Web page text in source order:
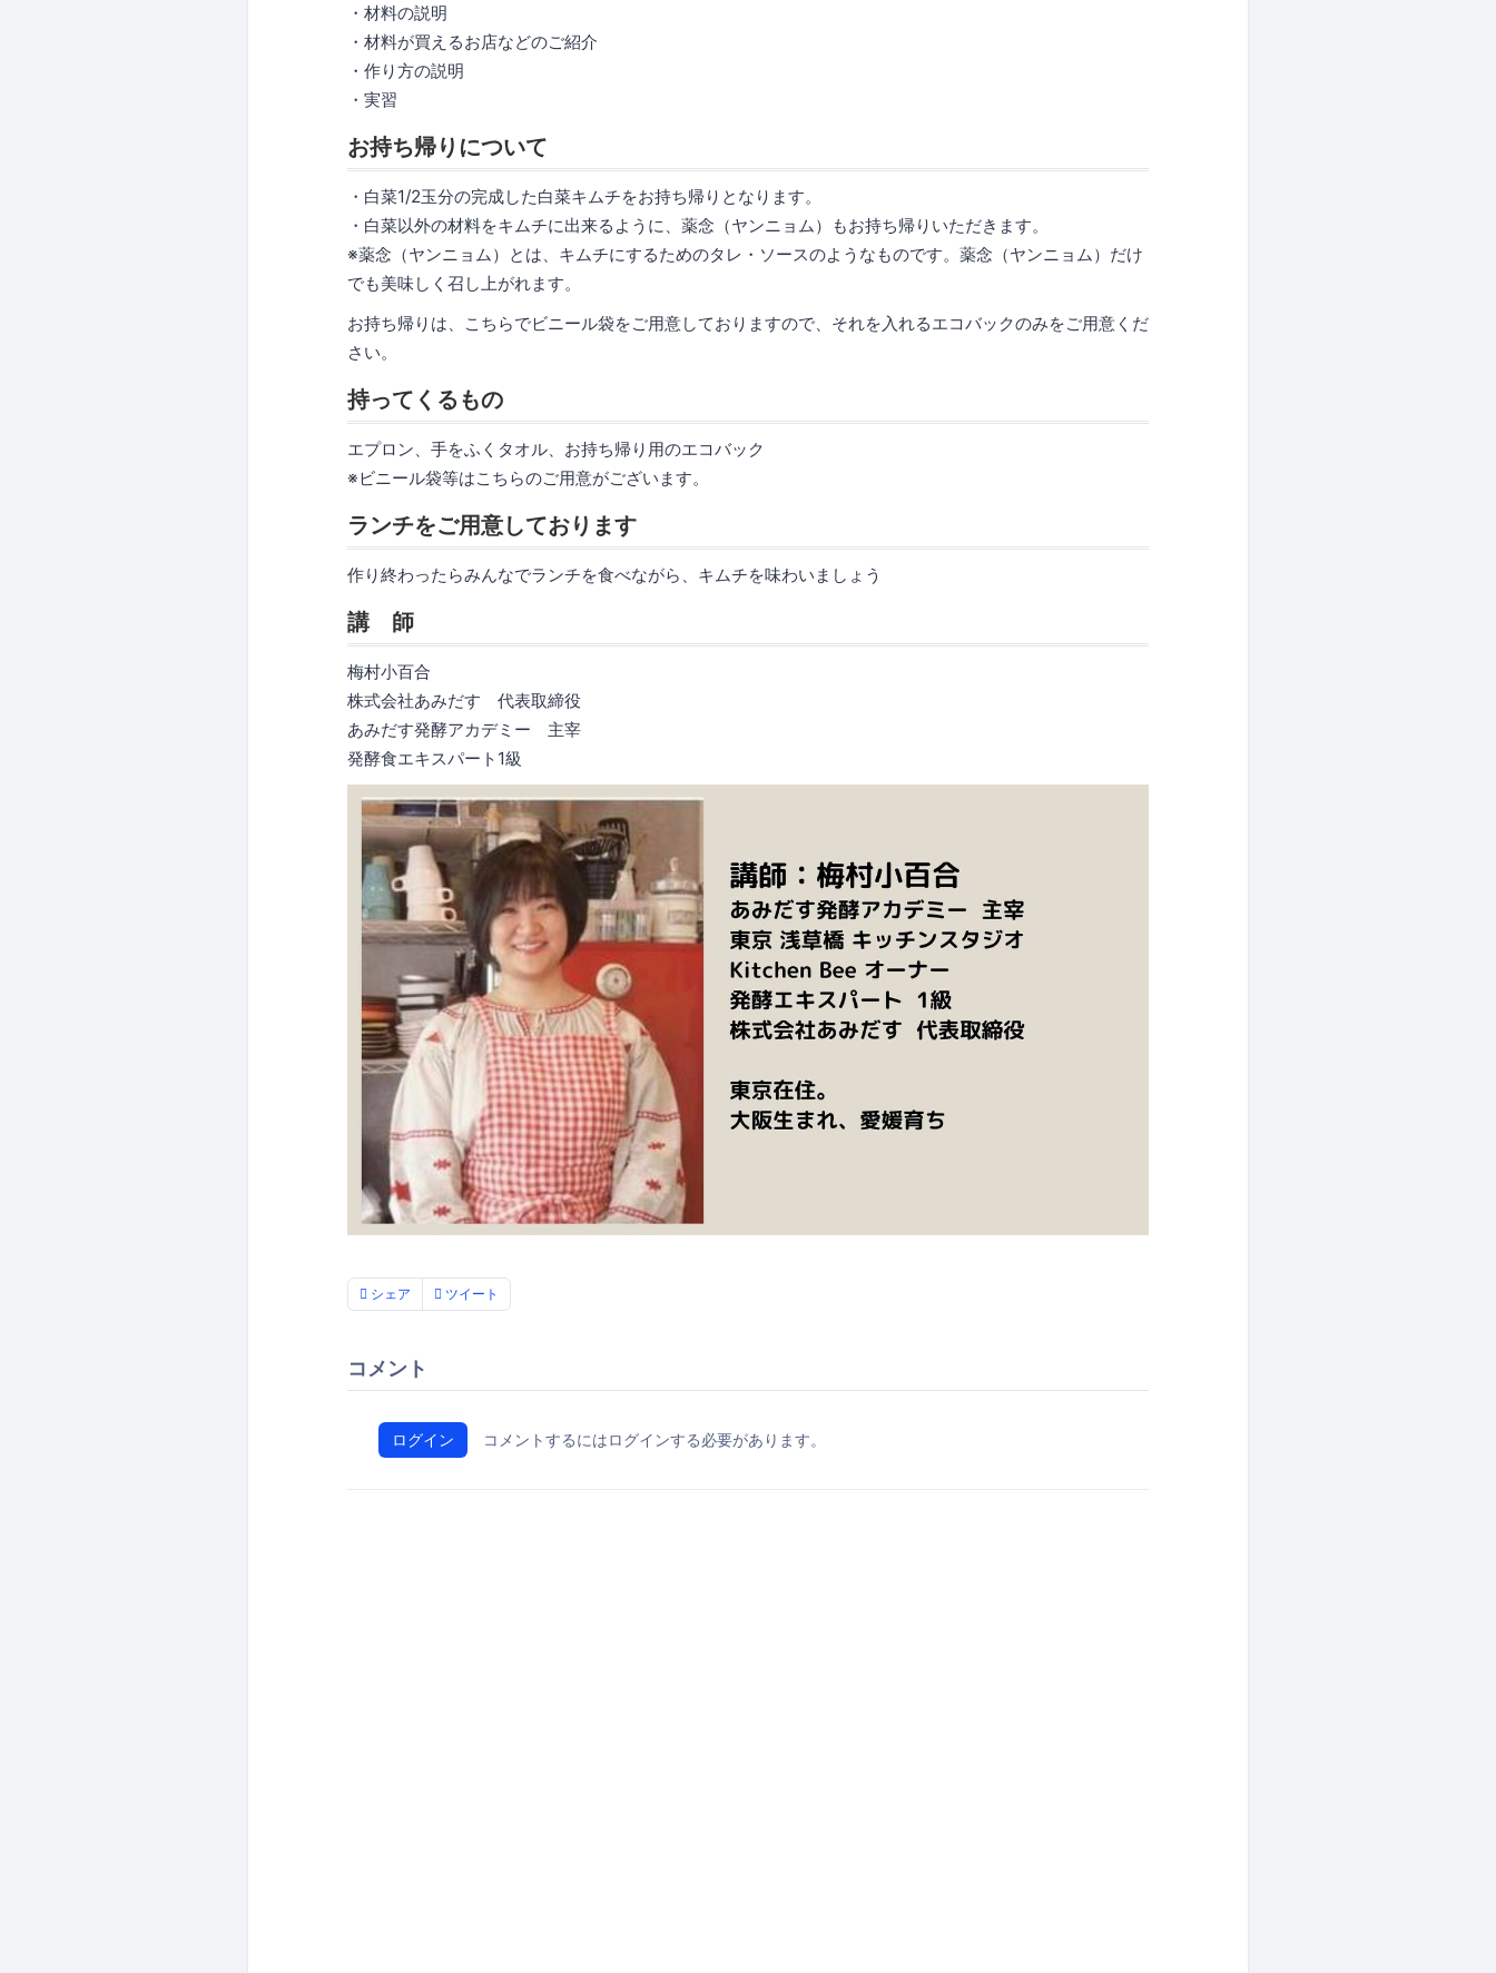
・材料の説明
・材料が買えるお店などのご紹介
・作り方の説明
・実習
お持ち帰りについて
・白菜1/2玉分の完成した白菜キムチをお持ち帰りとなります。
・白菜以外の材料をキムチに出来るように、薬念（ヤンニョム）もお持ち帰りいただきます。
※薬念（ヤンニョム）とは、キムチにするためのタレ・ソースのようなものです。薬念（ヤンニョム）だけ
でも美味しく召し上がれます。
お持ち帰りは、こちらでビニール袋をご用意しておりますので、それを入れるエコバックのみをご用意くだ
さい。
持ってくるもの
エプロン、手をふくタオル、お持ち帰り用のエコバック
※ビニール袋等はこちらのご用意がございます。
ランチをご用意しております
作り終わったらみんなでランチを食べながら、キムチを味わいましょう
講 師
梅村小百合
株式会社あみだす 代表取締役
あみだす発酵アカデミー 主宰
発酵食エキスパート1級
シェア ツイート
コメント
ログイン コメントするにはログインする必要があります。